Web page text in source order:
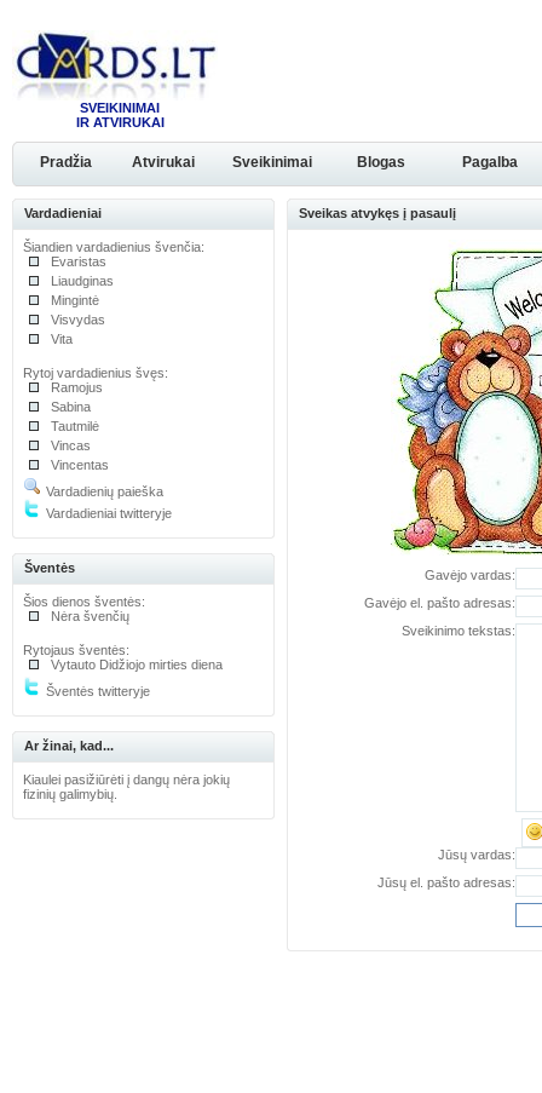
SVEIKINIMAI
IR ATVIRUKAI
Pradžia Atvirukai Sveikinimai Blogas Pagalba
Vardadieniai
Šiandien vardadienius švenčia:
Evaristas
Liaudginas
Mingintė
Visvydas
Vita
Rytoj vardadienius švęs:
Ramojus
Sabina
Tautmilė
Vincas
Vincentas
Vardadienių paieška
Vardadieniai twitteryje
Šventės
Šios dienos šventės:
Nėra švenčių
Rytojaus šventės:
Vytauto Didžiojo mirties diena
Šventės twitteryje
Ar žinai, kad...
Kiaulei pasižiūrėti į dangų nėra jokių
fizinių galimybių.
Sveikas atvykęs į pasaulį
Gavėjo vardas:
Gavėjo el. pašto adresas:
Sveikinimo tekstas:
Jūsų vardas:
Jūsų el. pašto adresas: